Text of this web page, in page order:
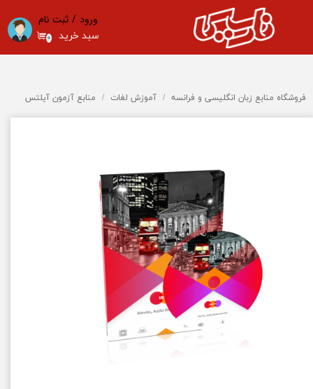
ورود / ثبت نام
حساب کاربری من
سفارشات
۰ سبد خرید
فروشگاه منابع زبان انگلیسی و فرانسه آموزش لغات منابع آزمون آیلتس